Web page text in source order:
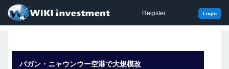
Register Login
バガン・ニャウンウー空港で大規模改